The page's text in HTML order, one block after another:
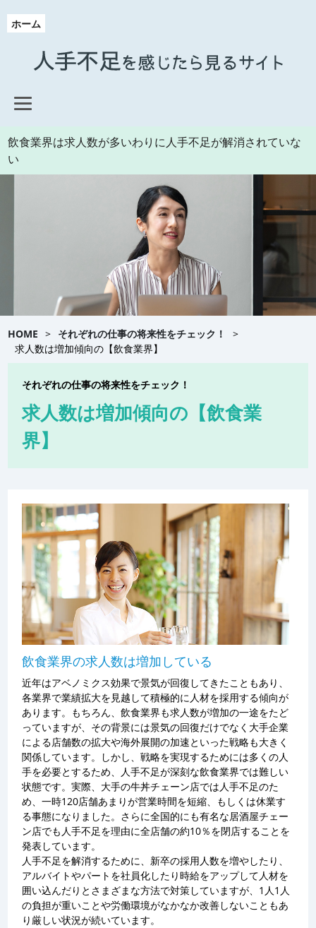
ホーム
飲食業界は求人数が多いわりに人手不足が解消されていな
い
HOME > それぞれの仕事の将来性をチェック！
>
求人数は増加傾向の【飲食業界】
それぞれの仕事の将来性をチェック！
求人数は増加傾向の【飲食業
界】
飲食業界の求人数は増加している
近年はアベノミクス効果で景気が回復してきたこともあり、
各業界で業績拡大を見越して積極的に人材を採用する傾向が
あります。もちろん、飲食業界も求人数が増加の一途をたど
っていますが、その背景には景気の回復だけでなく大手企業
による店舗数の拡大や海外展開の加速といった戦略も大きく
関係しています。しかし、戦略を実現するためには多くの人
手を必要とするため、人手不足が深刻な飲食業界では難しい
状態です。実際、大手の牛丼チェーン店では人手不足のた
め、一時120店舗あまりが営業時間を短縮、もしくは休業す
る事態になりました。さらに全国的にも有名な居酒屋チェー
ン店でも人手不足を理由に全店舗の約10％を閉店することを
発表しています。
人手不足を解消するために、新卒の採用人数を増やしたり、
アルバイトやパートを社員化したり時給をアップして人材を
囲い込んだりとさまざまな方法で対策していますが、1人1人
の負担が重いことや労働環境がなかなか改善しないこともあ
り厳しい状況が続いています。